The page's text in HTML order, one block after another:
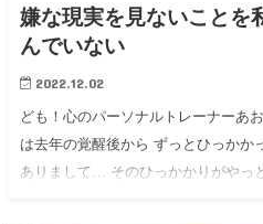
嫌な現実を見ないことを
んでいない
2022.12.02
ども！心のパーソナルトレーナーあ
は去年の覚醒後から ずっとひっかか
ありまして… そのひっかかりがやっ